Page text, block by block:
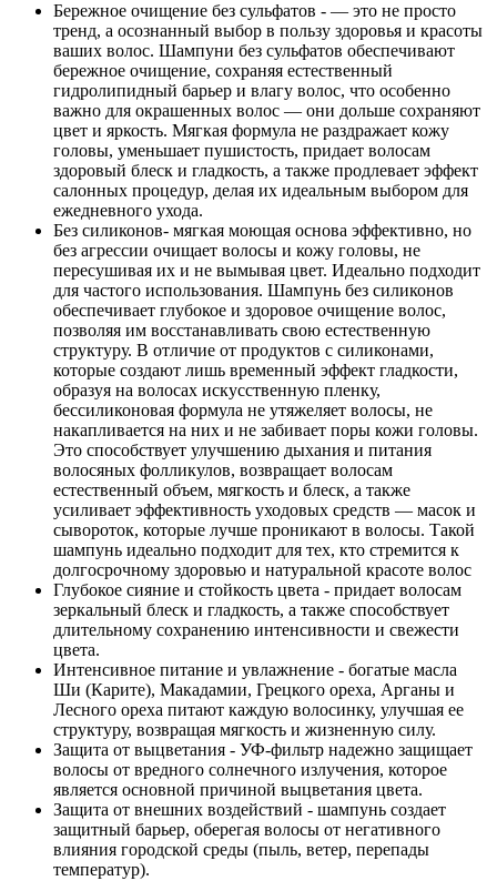
Бережное очищение без сульфатов - — это не просто
тренд, а осознанный выбор в пользу здоровья и красоты
ваших волос. Шампуни без сульфатов обеспечивают
бережное очищение, сохраняя естественный
гидролипидный барьер и влагу волос, что особенно
важно для окрашенных волос — они дольше сохраняют
цвет и яркость. Мягкая формула не раздражает кожу
головы, уменьшает пушистость, придает волосам
здоровый блеск и гладкость, а также продлевает эффект
салонных процедур, делая их идеальным выбором для
ежедневного ухода.
Без силиконов- мягкая моющая основа эффективно, но
без агрессии очищает волосы и кожу головы, не
пересушивая их и не вымывая цвет. Идеально подходит
для частого использования. Шампунь без силиконов
обеспечивает глубокое и здоровое очищение волос,
позволяя им восстанавливать свою естественную
структуру. В отличие от продуктов с силиконами,
которые создают лишь временный эффект гладкости,
образуя на волосах искусственную пленку,
бессиликоновая формула не утяжеляет волосы, не
накапливается на них и не забивает поры кожи головы.
Это способствует улучшению дыхания и питания
волосяных фолликулов, возвращает волосам
естественный объем, мягкость и блеск, а также
усиливает эффективность уходовых средств — масок и
сывороток, которые лучше проникают в волосы. Такой
шампунь идеально подходит для тех, кто стремится к
долгосрочному здоровью и натуральной красоте волос
Глубокое сияние и стойкость цвета - придает волосам
зеркальный блеск и гладкость, а также способствует
длительному сохранению интенсивности и свежести
цвета.
Интенсивное питание и увлажнение - богатые масла
Ши (Карите), Макадамии, Грецкого ореха, Арганы и
Лесного ореха питают каждую волосинку, улучшая ее
структуру, возвращая мягкость и жизненную силу.
Защита от выцветания - УФ-фильтр надежно защищает
волосы от вредного солнечного излучения, которое
является основной причиной выцветания цвета.
Защита от внешних воздействий - шампунь создает
защитный барьер, оберегая волосы от негативного
влияния городской среды (пыль, ветер, перепады
температур).